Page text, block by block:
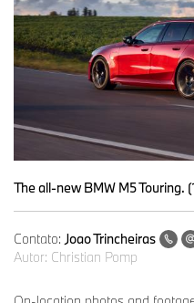
The all-new BMW M5 Touring.
Contato: Joao Trincheiras
Autor: Christian Pomp